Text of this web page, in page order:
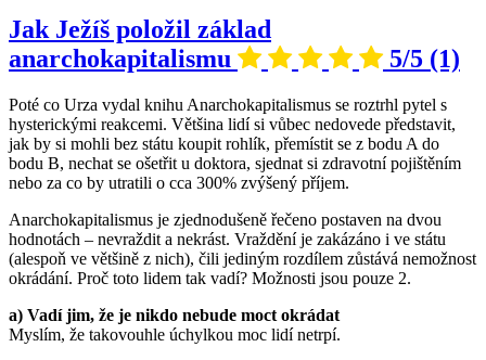
Jak Ježíš položil základ
anarchokapitalismu
5/5 (1)
Poté co Urza vydal knihu Anarchokapitalismus se roztrhl pytel s
hysterickými reakcemi. Většina lidí si vůbec nedovede představit,
jak by si mohli bez státu koupit rohlík, přemístit se z bodu A do
bodu B, nechat se ošetřit u doktora, sjednat si zdravotní pojištěním
nebo za co by utratili o cca 300% zvýšený příjem.
Anarchokapitalismus je zjednodušeně řečeno postaven na dvou
hodnotách – nevraždit a nekrást. Vraždění je zakázáno i ve státu
(alespoň ve většině z nich), čili jediným rozdílem zůstává nemožnost
okrádání. Proč toto lidem tak vadí? Možnosti jsou pouze 2.
a) Vadí jim, že je nikdo nebude moct okrádat
Myslím, že takovouhle úchylkou moc lidí netrpí.